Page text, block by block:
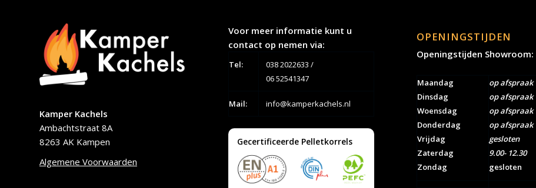
Kamper Kachels
Ambachtstraat 8A
8263 AK Kampen
Algemene Voorwaarden
Voor meer informatie kunt u
contact op nemen via:
Tel: 038 2022633 /
06 52541347
Mail: info@kamperkachels.nl
Gecertificeerde Pelletkorrels
OPENINGSTIJDEN
Openingstijden Showroom:
Maandag
Dinsdag
Woensdag
Donderdag
Vrijdag
Zaterdag
Zondag
op afspraak
op afspraak
op afspraak
op afspraak
gesloten
9.00- 12.30
gesloten